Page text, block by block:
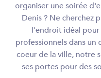
organiser une soirée
Denis ? Ne cherchez
l'endroit idéal pour
professionnels dans un
coeur de la ville, notre
ses portes pour des